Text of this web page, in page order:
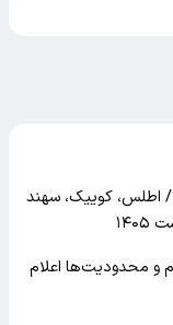
اطلس، کوییک، سهند
و محدودیت‌ها اعلام